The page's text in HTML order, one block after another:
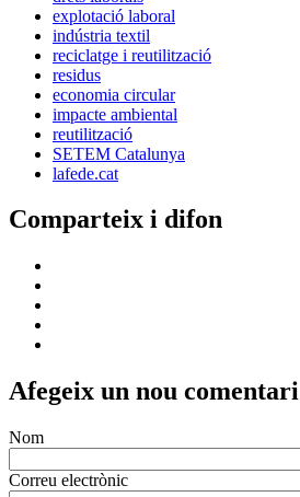
explotació laboral
indústria textil
reciclatge i reutilització
residus
economia circular
impacte ambiental
reutilització
SETEM Catalunya
lafede.cat
Comparteix i difon
Afegeix un nou comentari
Nom
Correu electrònic